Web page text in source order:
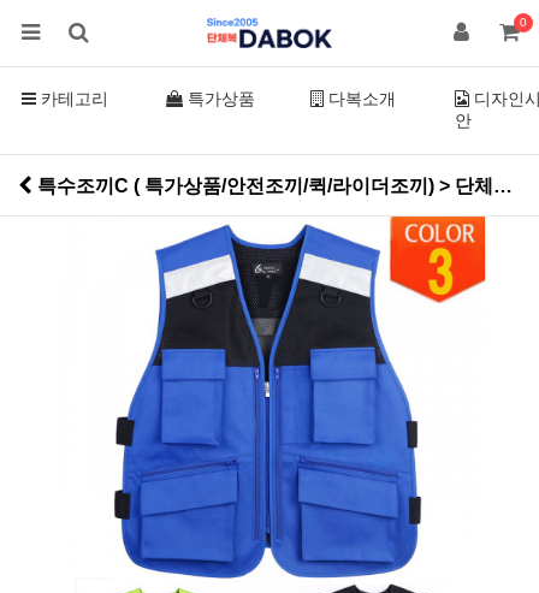
0
카테고리 특가상품 다복소개
디자인
안
특수조끼C ( 특가상품/안전조끼/퀵/라이더조끼) > 단체조끼